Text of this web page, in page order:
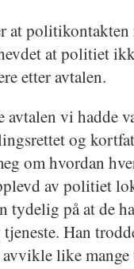
at
at politiet
etter avtalen.
vi hadde
og
om hvordan
av politiet
tydelig på at de
Han
like